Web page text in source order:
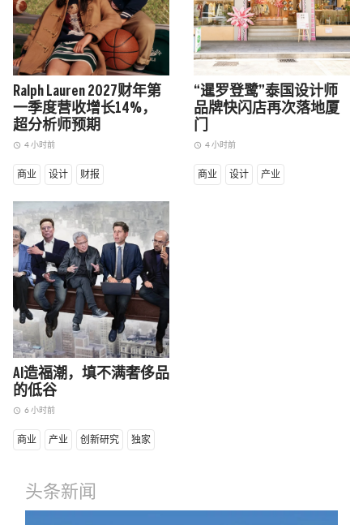
Ralph Lauren 2027财年第
一季度营收增长14%，
超分析师预期
access_time 4 小时前
商业 设计 财报
“暹罗登鹭”泰国设计师
品牌快闪店再次落地厦
access_time 4 小时前
商业 设计 产业
AI造福潮，填不满奢侈品
的低谷
access_time 6 小时前
商业 产业 创新研究 独家
头条新闻